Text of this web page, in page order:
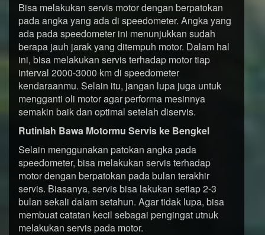
Bisa melakukan servis motor dengan berpatokan
pada angka yang ada di speedometer. Angka yang
ada pada speedometer ini menunjukkan sudah
berapa jauh jarak yang ditempuh motor. Dalam hal
ini, bisa melakukan servis terhadap motor tiap
interval 2000-3000 km di speedometer
kendaraanmu. Selain itu, jangan lupa juga untuk
mengganti oli motor agar performa mesinnya
semakin baik dan optimal setelah diservis.
Rutinlah Bawa Motormu Servis ke Bengkel
Selain menggunakan patokan angka pada
speedometer, bisa melakukan servis terhadap
motor dengan berpatokan pada bulan terakhir
servis. Biasanya, servis bisa lakukan setiap 2-3
bulan sekali dalam setahun. Agar tidak lupa, bisa
membuat catatan kecil sebagai pengingat utnuk
melakukan servis pada motor.